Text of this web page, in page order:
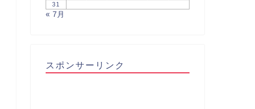
31
« 7月
スポンサーリンク